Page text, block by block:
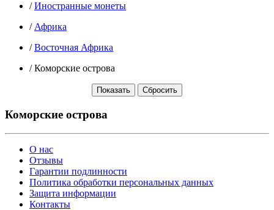
/Иностранные монеты
/Африка
/Восточная Африка
/Коморские острова
Коморские острова
О нас
Отзывы
Гарантии подлинности
Политика обработки персональных данных
Защита информации
Контакты